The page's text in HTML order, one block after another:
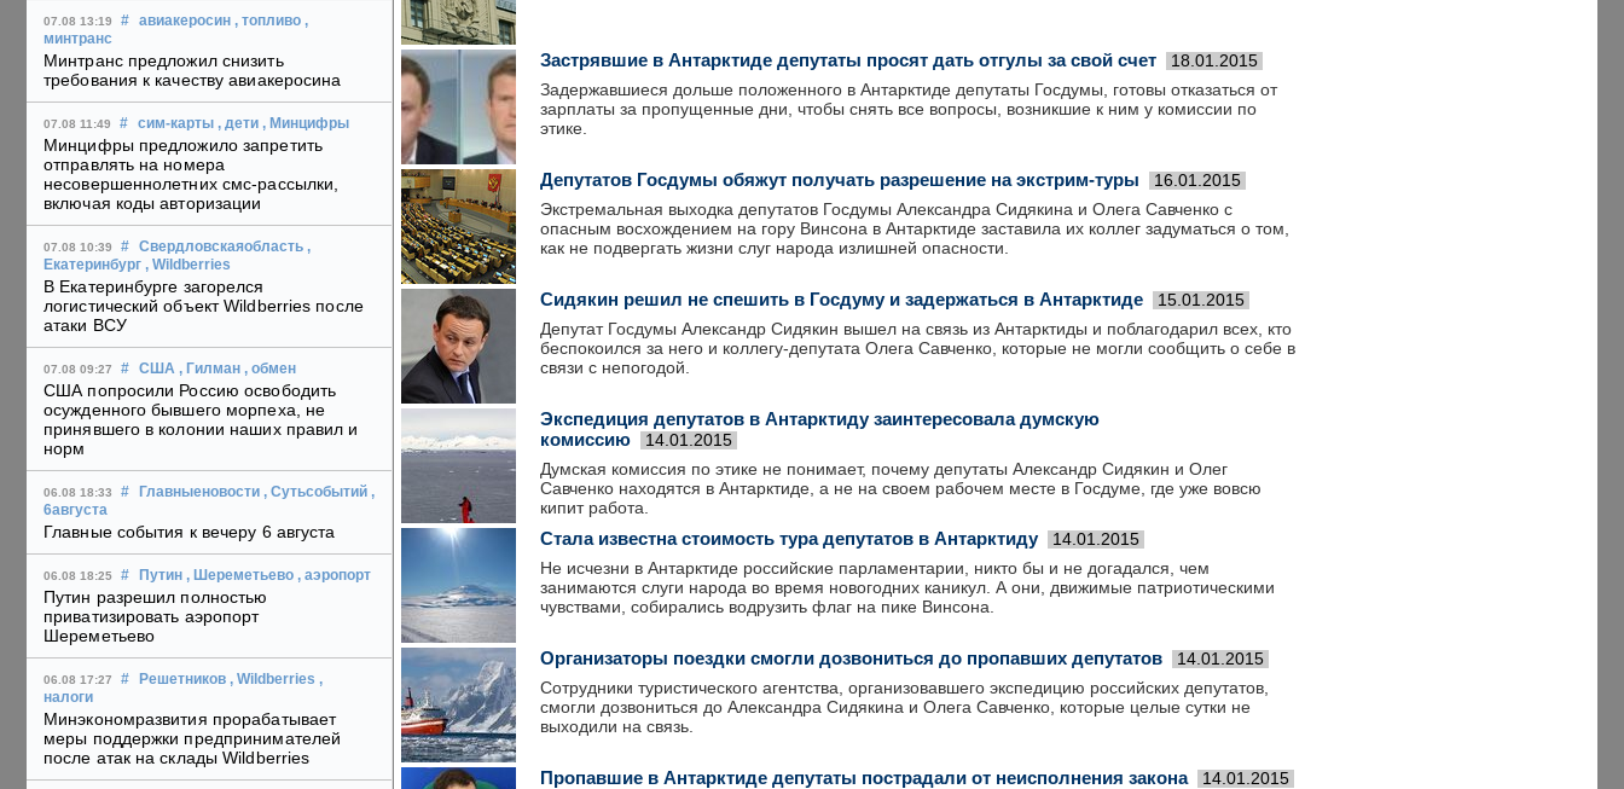
07.08 13:19 # авиакеросин , топливо ,
минтранс
Минтранс предложил снизить
требования к качеству авиакеросина
07.08 11:49 # сим-карты , дети , Минцифры
Минцифры предложило запретить
отправлять на номера
несовершеннолетних смс-рассылки,
включая коды авторизации
07.08 10:39 # Свердловскаяобласть ,
Екатеринбург , Wildberries
В Екатеринбурге загорелся
логистический объект Wildberries после
атаки ВСУ
07.08 09:27 # США , Гилман , обмен
США попросили Россию освободить
осужденного бывшего морпеха, не
принявшего в колонии наших правил и
норм
06.08 18:33 # Главныеновости , Сутьсобытий ,
6августа
Главные события к вечеру 6 августа
06.08 18:25 # Путин , Шереметьево , аэропорт
Путин разрешил полностью
приватизировать аэропорт
Шереметьево
06.08 17:27 # Решетников , Wildberries ,
налоги
Минэкономразвития прорабатывает
меры поддержки предпринимателей
после атак на склады Wildberries
Застрявшие в Антарктиде депутаты просят дать отгулы за свой счет 18.01.2015
Задержавшиеся дольше положенного в Антарктиде депутаты Госдумы, готовы отказаться от
зарплаты за пропущенные дни, чтобы снять все вопросы, возникшие к ним у комиссии по
этике.
Депутатов Госдумы обяжут получать разрешение на экстрим-туры 16.01.2015
Экстремальная выходка депутатов Госдумы Александра Сидякина и Олега Савченко с
опасным восхождением на гору Винсона в Антарктиде заставила их коллег задуматься о том,
как не подвергать жизни слуг народа излишней опасности.
Сидякин решил не спешить в Госдуму и задержаться в Антарктиде 15.01.2015
Депутат Госдумы Александр Сидякин вышел на связь из Антарктиды и поблагодарил всех, кто
беспокоился за него и коллегу-депутата Олега Савченко, которые не могли сообщить о себе в
связи с непогодой.
Экспедиция депутатов в Антарктиду заинтересовала думскую
комиссию
14.01.2015
Думская комиссия по этике не понимает, почему депутаты Александр Сидякин и Олег
Савченко находятся в Антарктиде, а не на своем рабочем месте в Госдуме, где уже вовсю
кипит работа.
Стала известна стоимость тура депутатов в Антарктиду 14.01.2015
Не исчезни в Антарктиде российские парламентарии, никто бы и не догадался, чем
занимаются слуги народа во время новогодних каникул. А они, движимые патриотическими
чувствами, собирались водрузить флаг на пике Винсона.
Организаторы поездки смогли дозвониться до пропавших депутатов 14.01.2015
Сотрудники туристического агентства, организовавшего экспедицию российских депутатов,
смогли дозвониться до Александра Сидякина и Олега Савченко, которые целые сутки не
выходили на связь.
Пропавшие в Антарктиде депутаты пострадали от неисполнения закона 14.01.2015